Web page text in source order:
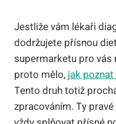
Jestliže vám lékaři
dodržujete přísnou
supermarketu pro vás
proto mělo, jak
Tento druh totiž
zpracováním. Ty